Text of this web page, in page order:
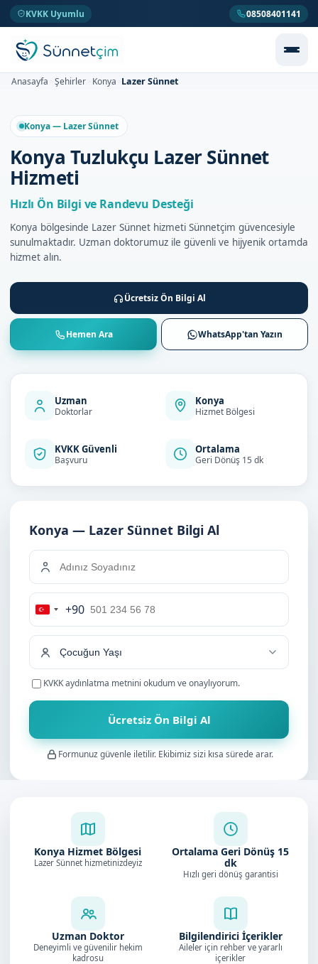
KVKK Uyumlu 08508401141
Anasayfa Şehirler Konya Lazer Sünnet
Konya — Lazer Sünnet
Konya Tuzlukçu Lazer Sünnet
Hizmeti
Hızlı Ön Bilgi ve Randevu Desteği
Konya bölgesinde Lazer Sünnet hizmeti Sünnetçim güvencesiyle
sunulmaktadır. Uzman doktorumuz ile güvenli ve hijyenik ortamda
hizmet alın.
Ücretsiz Ön Bilgi Al
Hemen Ara WhatsApp'tan Yazın
Uzman
Doktorlar
Konya
Hizmet Bölgesi
KVKK Güvenli
Başvuru
Ortalama
Geri Dönüş 15 dk
Konya — Lazer Sünnet Bilgi Al
Turkey
+90
+90
KVKK aydınlatma metnini okudum ve onaylıyorum.
Ücretsiz Ön Bilgi Al
Formunuz güvenle iletilir. Ekibimiz sizi kısa sürede arar.
Konya Hizmet Bölgesi
Lazer Sünnet hizmetinizdeyiz
Ortalama Geri Dönüş 15
dk
Hızlı geri dönüş garantisi
Uzman Doktor
Deneyimli ve güvenilir hekim
kadrosu
Bilgilendirici İçerikler
Aileler için rehber ve yararlı
içerikler